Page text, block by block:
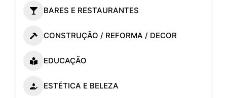
BARES E RESTAURANTES
CONSTRUÇÃO / REFORMA / DECOR
EDUCAÇÃO
ESTÉTICA E BELEZA